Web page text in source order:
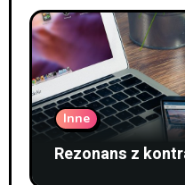
Inne
Rezonans z